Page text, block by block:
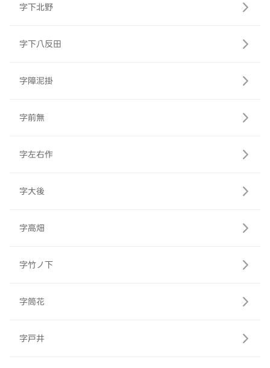
字下北野
字下八反田
字障泥掛
字前無
字左右作
字大後
字高畑
字竹ノ下
字筒花
字戸井